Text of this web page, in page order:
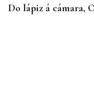
Do lápiz á cámara,